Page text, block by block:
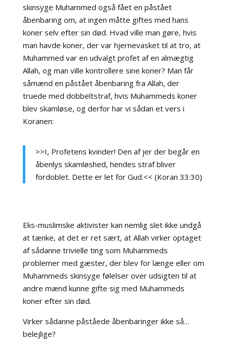
skinsyge Muhammed også fået en påstået
åbenbaring om, at ingen måtte giftes med hans
koner selv efter sin død. Hvad ville man gøre, hvis
man havde koner, der var hjernevasket til at tro, at
Muhammed var en udvalgt profet af en almægtig
Allah, og man ville kontrollere sine koner? Man får
såmænd en påstået åbenbaring fra Allah, der
truede med dobbeltstraf, hvis Muhammeds koner
blev skamløse, og derfor har vi sådan et vers i
Koranen:
>>I, Profetens kvinder! Den af jer der begår en
åbenlys skamløshed, hendes straf bliver
fordoblet. Dette er let for Gud.<< (Koran 33:30)
Eks-muslimske aktivister kan nemlig slet ikke undgå
at tænke, at det er ret sært, at Allah virker optaget
af sådanne trivielle ting som Muhammeds
problemer med gæster, der blev for længe eller om
Muhammeds skinsyge følelser over udsigten til at
andre mænd kunne gifte sig med Muhammeds
koner efter sin død.
Virker sådanne påståede åbenbaringer ikke så…
belejlige?